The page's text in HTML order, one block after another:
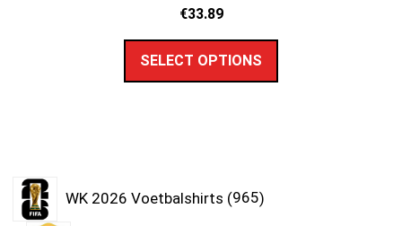
€33.89
SELECT OPTIONS
WK 2026 Voetbalshirts 965